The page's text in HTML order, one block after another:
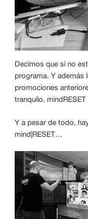
Decimos que si no
programa. Y además
promociones
tranquilo,
Y a pesar de todo,
mind|RESET…